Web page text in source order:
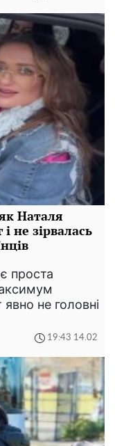
Наталя
не зірвалась
проста
явно не головні
19:43 14.02